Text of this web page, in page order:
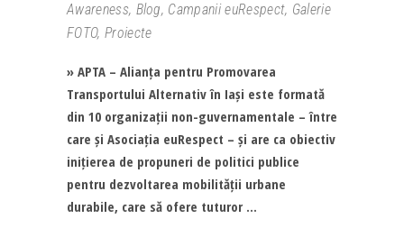
Awareness, Blog, Campanii euRespect, Galerie
FOTO, Proiecte
» APTA – Alianța pentru Promovarea
Transportului Alternativ în Iași este formată
din 10 organizații non-guvernamentale – între
care și Asociația euRespect – și are ca obiectiv
inițierea de propuneri de politici publice
pentru dezvoltarea mobilității urbane
durabile, care să ofere tuturor